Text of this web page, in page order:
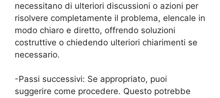
necessitano di ulteriori discussioni o azioni per
risolvere completamente il problema, elencale in
modo chiaro e diretto, offrendo soluzioni
costruttive o chiedendo ulteriori chiarimenti se
necessario.
-Passi successivi: Se appropriato, puoi
suggerire come procedere. Questo potrebbe